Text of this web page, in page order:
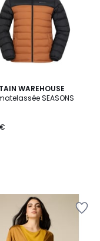
WAREHOUSE
SEASONS